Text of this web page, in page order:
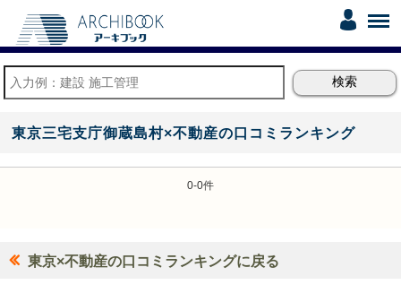
東京三宅支庁御蔵島村×不動産の口コミランキング
0-0件
東京×不動産の口コミランキングに戻る